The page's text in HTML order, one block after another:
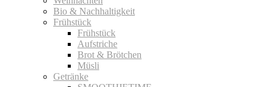
Bio & Nachhaltigkeit
Frühstück
Frühstück
Aufstriche
Brot & Brötchen
Müsli
Getränke